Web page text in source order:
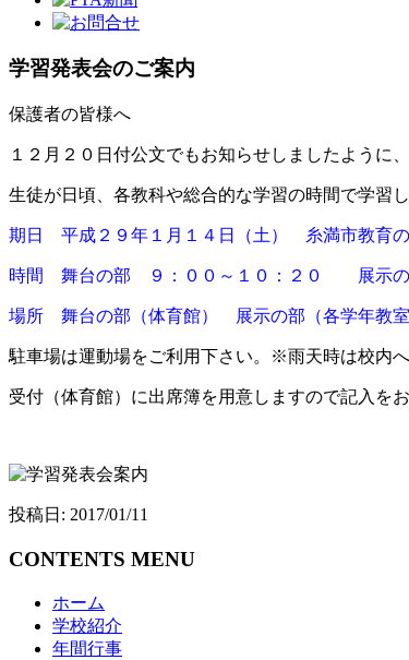
学習発表会のご案内
保護者の皆様へ
１２月２０日付公文でもお知らせしましたように
生徒が日頃、各教科や総合的な学習の時間で学習
期日 平成２９年１月１４日（土） 糸満市教育
時間 舞台の部 ９：００～１０：２０ 展示の
場所 舞台の部（体育館） 展示の部（各学年教室
駐車場は運動場をご利用下さい。※雨天時は校内
受付（体育館）に出席簿を用意しますので記入をお
投稿日: 2017/01/11
CONTENTS MENU
ホーム
学校紹介
年間行事